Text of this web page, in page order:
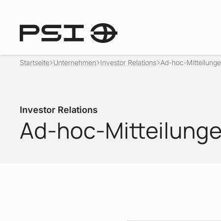
Startseite Unternehmen Investor Relations Ad-hoc-
Investor Relations
Ad-hoc-